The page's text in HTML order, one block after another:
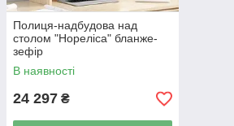
Полиця-надбудова над
столом "Нореліса" бланже-
зефір
В наявності
24 297 ₴